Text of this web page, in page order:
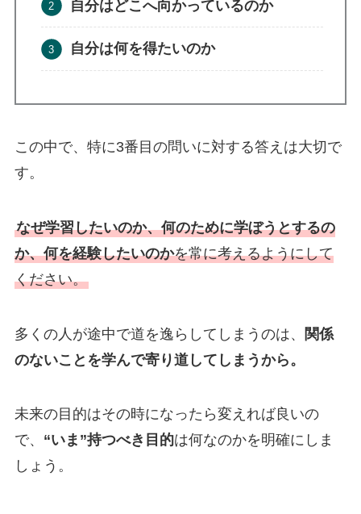
自分はどこへ向かっているのか
自分は何を得たいのか
この中で、特に3番目の問いに対する答えは大切で
す。
なぜ学習したいのか、何のために学ぼうとするの
か、何を経験したいのかを常に考えるようにして
ください。
多くの人が途中で道を逸らしてしまうのは、
関係
のないことを学んで寄り道してしまうから。
未来の目的はその時になったら変えれば良いの
で、 “いま”持つべき目的は何なのかを明確にしま
しょう。